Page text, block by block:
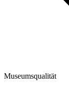
Museumsqualität